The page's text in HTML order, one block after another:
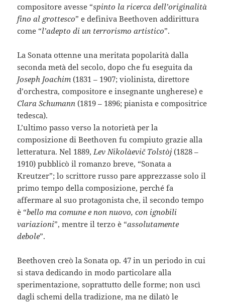
compositore avesse “spinto la ricerca dell’originalità
fino al grottesco” e definiva Beethoven addirittura
come “l’adepto di un terrorismo artistico”.
La Sonata ottenne una meritata popolarità dalla
seconda metà del secolo, dopo che fu eseguita da
Joseph Joachim (1831 – 1907; violinista, direttore
d’orchestra, compositore e insegnante ungherese) e
Clara Schumann (1819 – 1896; pianista e compositrice
tedesca).
L’ultimo passo verso la notorietà per la
composizione di Beethoven fu compiuto grazie alla
letteratura. Nel 1889, Lev Nikolàevič Tolstòj(1828 –
1910) pubblicò il romanzo breve, “Sonata a
Kreutzer”; lo scrittore russo pare apprezzasse solo il
primo tempo della composizione, perché fa
affermare al suo protagonista che, il secondo tempo
è “bello ma comune e non nuovo, con ignobili
variazioni”, mentre il terzo è “assolutamente
debole”.
Beethoven creò la Sonata op. 47 in un periodo in cui
si stava dedicando in modo particolare alla
sperimentazione, soprattutto delle forme; non uscì
dagli schemi della tradizione, ma ne dilatò le